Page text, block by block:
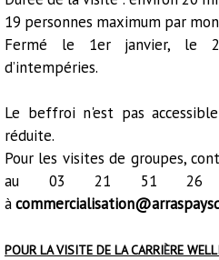
19 personnes maximum par
Fermé le 1er janvier, le
d’intempéries.
Le beffroi n'est pas
réduite.
Pour les visites de groupes,
au 03 21 51 26
à
POUR LA VISITE DE LA CARRIÈRE